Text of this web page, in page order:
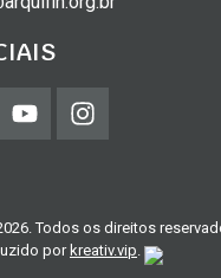
Todos os direitos
por kreativ.vip